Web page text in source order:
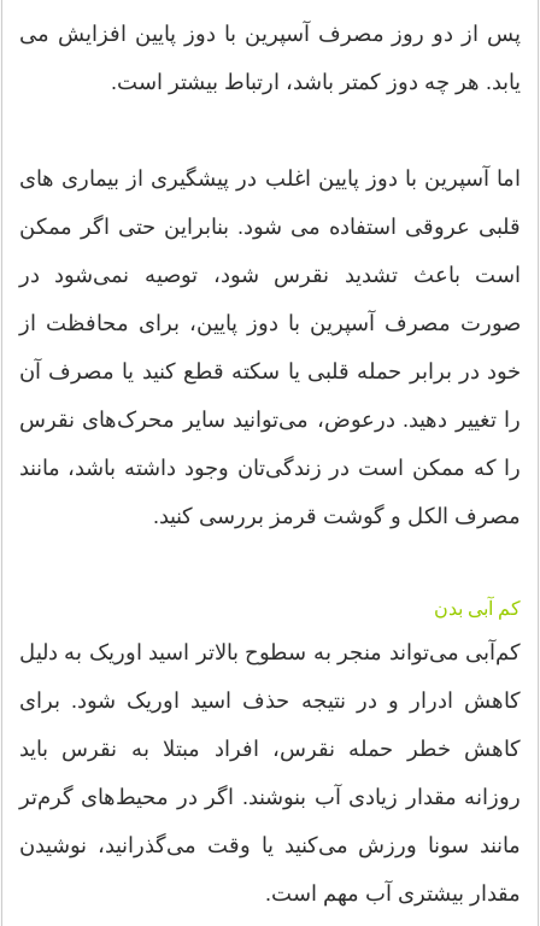
پس از دو روز مصرف آسپرین با دوز پایین افزایش می
یابد. هر چه دوز کمتر باشد، ارتباط بیشتر است.
اما آسپرین با دوز پایین اغلب در پیشگیری از بیماری های
قلبی عروقی استفاده می شود. بنابراین حتی اگر ممکن
است باعث تشدید نقرس شود، توصیه نمی‌شود در
صورت مصرف آسپرین با دوز پایین، برای محافظت از
خود در برابر حمله قلبی یا سکته قطع کنید یا مصرف آن
را تغییر دهید. درعوض، می‌توانید سایر محرک‌های نقرس
را که ممکن است در زندگی‌تان وجود داشته باشد، مانند
مصرف الکل و گوشت قرمز بررسی کنید.
کم آبی بدن
کم‌آبی می‌تواند منجر به سطوح بالاتر اسید اوریک به دلیل
کاهش ادرار و در نتیجه حذف اسید اوریک شود. برای
کاهش خطر حمله نقرس، افراد مبتلا به نقرس باید
روزانه مقدار زیادی آب بنوشند. اگر در محیط‌های گرم‌تر
مانند سونا ورزش می‌کنید یا وقت می‌گذرانید، نوشیدن
مقدار بیشتری آب مهم است.